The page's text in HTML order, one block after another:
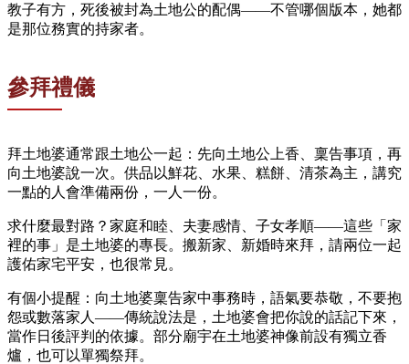
教子有方，死後被封為土地公的配偶——不管哪個版本，她都
是那位務實的持家者。
參拜禮儀
拜土地婆通常跟土地公一起：先向土地公上香、稟告事項，再
向土地婆說一次。供品以鮮花、水果、糕餅、清茶為主，講究
一點的人會準備兩份，一人一份。
求什麼最對路？家庭和睦、夫妻感情、子女孝順——這些「家
裡的事」是土地婆的專長。搬新家、新婚時來拜，請兩位一起
護佑家宅平安，也很常見。
有個小提醒：向土地婆稟告家中事務時，語氣要恭敬，不要抱
怨或數落家人——傳統說法是，土地婆會把你說的話記下來，
當作日後評判的依據。部分廟宇在土地婆神像前設有獨立香
爐，也可以單獨祭拜。